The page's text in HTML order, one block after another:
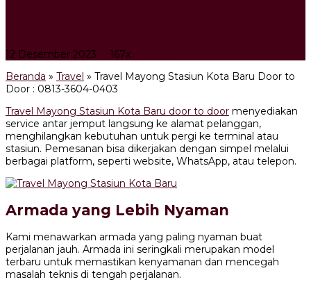
12 Desember 2023 167x
Beranda » Travel » Travel Mayong Stasiun Kota Baru Door to
Door : 0813-3604-0403
Travel Mayong Stasiun Kota Baru door to door menyediakan
service antar jemput langsung ke alamat pelanggan,
menghilangkan kebutuhan untuk pergi ke terminal atau
stasiun. Pemesanan bisa dikerjakan dengan simpel melalui
berbagai platform, seperti website, WhatsApp, atau telepon.
Armada yang Lebih Nyaman
Kami menawarkan armada yang paling nyaman buat
perjalanan jauh. Armada ini seringkali merupakan model
terbaru untuk memastikan kenyamanan dan mencegah
masalah teknis di tengah perjalanan.